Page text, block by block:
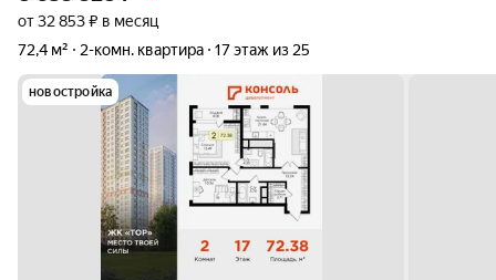
от 32 853 ₽ в месяц
72,4 м²
2-комн. квартира 17 этаж из 25
новостройка